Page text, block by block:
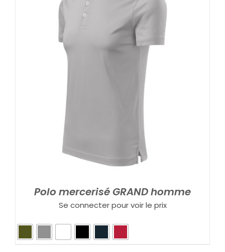
Polo mercerisé GRAND homme
Se connecter pour voir le prix